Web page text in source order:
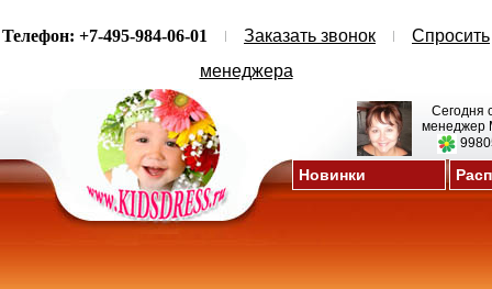
Телефон: +7-495-984-06-01 Заказать звонок
Спросить
менеджера
Сегодня
менеджер
Новинки